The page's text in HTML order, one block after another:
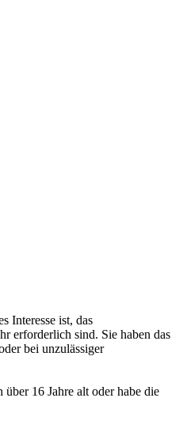
Interesse ist, das
erforderlich sind. Sie haben das
bei unzulässiger
über 16 Jahre alt oder habe die